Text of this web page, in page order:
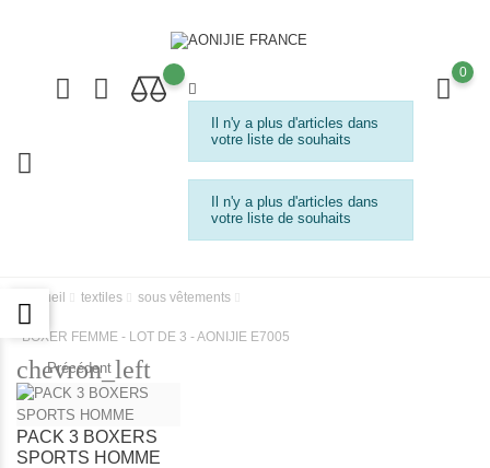
Il n'y a plus d'articles dans
votre liste de souhaits
Il n'y a plus d'articles dans
votre liste de souhaits
0
Accueil textiles sous vêtements
BOXER FEMME - LOT DE 3 - AONIJIE E7005
chevron_left
Précédent
PACK 3 BOXERS
SPORTS HOMME